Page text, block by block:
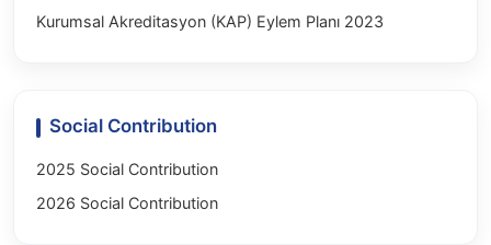
Kurumsal Akreditasyon (KAP) Eylem Planı 2023
Social Contribution
2025 Social Contribution
2026 Social Contribution